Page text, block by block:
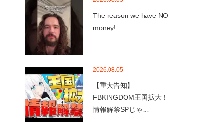
The reason we have NO
money!…
2026.08.05
【重大告知】
FBKINGDOM王国拡大！
情報解禁SPじゃ…